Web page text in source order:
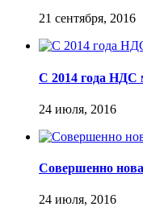
21 сентября, 2016
С 2014 года НДС
24 июля, 2016
Совершенно
24 июля, 2016